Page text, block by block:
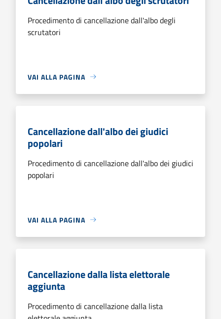
Procedimento di cancellazione dall'albo degli
scrutatori
VAI ALLA PAGINA
Cancellazione dall'albo dei giudici
popolari
Procedimento di cancellazione dall'albo dei giudici
popolari
VAI ALLA PAGINA
Cancellazione dalla lista elettorale
aggiunta
Procedimento di cancellazione dalla lista